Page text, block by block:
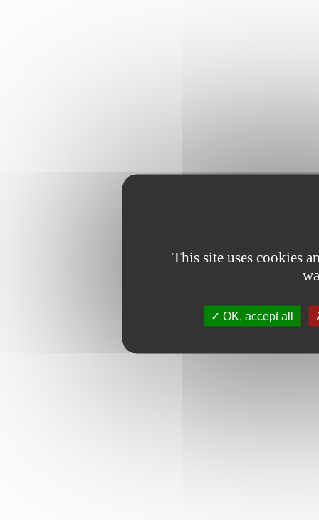
This site uses cookies
OK, accept all